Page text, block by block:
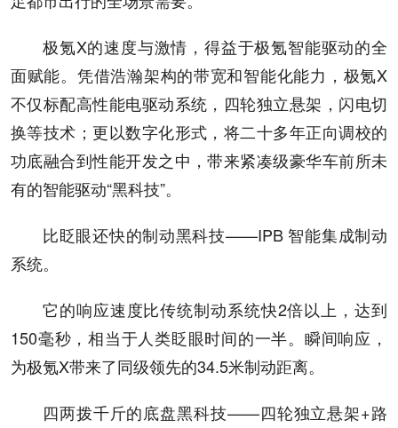
极氪X的速度与激情，得益于极氪智能驱动的全
面赋能。凭借浩瀚架构的带宽和智能化能力，极氪X
不仅标配高性能电驱动系统，四轮独立悬架，闪电切
换等技术；更以数字化形式，将二十多年正向调校的
功底融合到性能开发之中，带来紧凑级豪华车前所未
有的智能驱动“黑科技”。
比眨眼还快的制动黑科技——IPB 智能集成制动
系统。
它的响应速度比传统制动系统快2倍以上，达到
150毫秒，相当于人类眨眼时间的一半。瞬间响应，
为极氪X带来了同级领先的34.5米制动距离。
四两拨千斤的底盘黑科技——四轮独立悬架+路